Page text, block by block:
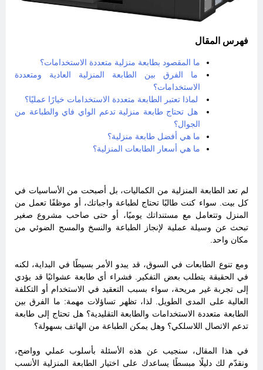
فهرس المقال
ما المقصود بطابعة منزلية متعددة الاستخدامات؟
ما الفرق بين الطابعة المنزلية العادية ومتعددة
الاستخدامات؟
لماذا تعتبر الطابعة متعددة الاستخدامات خيارًا عمليًا؟
هل تحتاج طابعة منزلية تدعم الواي فاي والطباعة من
الجوال؟
ما هي أفضل طابعة منزلية؟
ما هي أسعار الطابعات المنزلية؟
لم تعد الطابعة المنزلية من الكماليات، بل أصبحت من الأساسيات في
كل بيت. سواء كنت طالبًا تحتاج لطباعة واجباتك، أو موظفًا تعمل من
المنزل وتتعامل مع مستنداتك يوميًا، أو حتى صاحب مشروع صغير
تبحث عن وسيلة عملية لإنجاز الطباعة والنسخ والمسح الضوئي من
مكان واحد.
ومع تنوع الطابعات في السوق، قد يبدو الأمر بسيطًا في البداية، لكنه
في الحقيقة يتطلب بعض التفكير. فشراء أي طابعة عشوائيًا قد يؤدي
إلى تجربة غير مريحة، سواء بسبب التعقيد في الاستخدام أو التكلفة
العالية على المدى الطويل. لذا، تظهر تساؤلات مهمة: ما الفرق بين
الطابعة متعددة الاستخدامات والطابعة التقليدية؟ هل تحتاج إلى طابعة
تدعم الاتصال اللاسلكي؟ وهل يمكن الطباعة من الهاتف بسهولة؟
في هذا المقال، سنجيب عن هذه الأسئلة بأسلوب عملي وواضح،
ونقدّم لك دليلًا مبسطًا يساعدك على اختيار الطابعة المنزلية الأنسب